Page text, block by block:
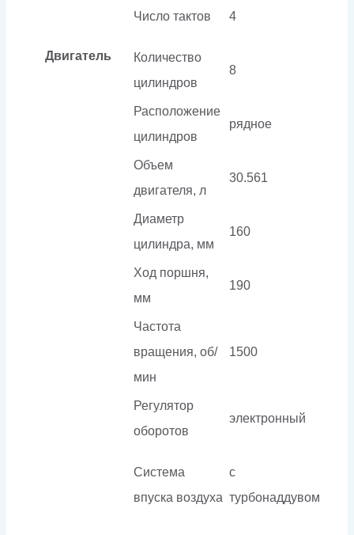
Двигатель
Число тактов 4
Количество
цилиндров
8
Расположение
цилиндров
рядное
Объем
двигателя, л
30.561
Диаметр
цилиндра, мм
160
Ход поршня,
мм
190
Частота
вращения, об/
мин
1500
Регулятор
оборотов
электронный
Система
впуска воздуха
с
турбонаддувом